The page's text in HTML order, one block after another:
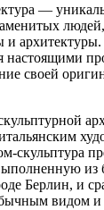
—
и
настоящими
своей
скульптура
из
Берлин, и
видом и